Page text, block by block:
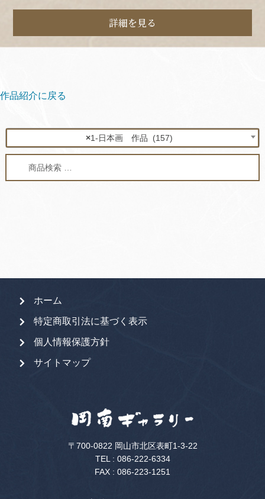
詳細を見る
作品紹介に戻る
×1-日本画 作品 (157)
ホーム
特定商取引法に基づく表示
個人情報保護方針
サイトマップ
〒700-0822 岡山市北区表町1-3-22
TEL : 086-222-6334
FAX : 086-223-1251